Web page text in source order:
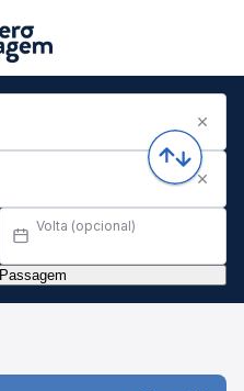
Volta (opcional)